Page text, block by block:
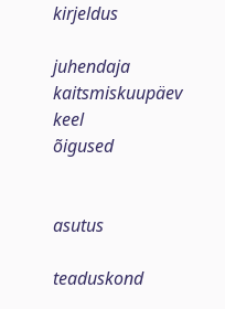
kirjeldus
juhendaja
kaitsmiskuupäev
keel
õigused
asutus
teaduskond